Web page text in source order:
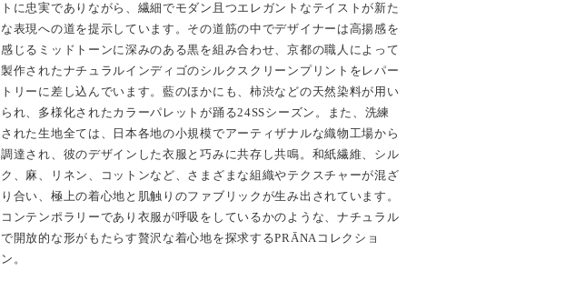
トに忠実でありながら、繊細でモダン且つエレガントなテイストが新た
な表現への道を提示しています。その道筋の中でデザイナーは高揚感を
感じるミッドトーンに深みのある黒を組み合わせ、京都の職人によって
製作されたナチュラルインディゴのシルクスクリーンプリントをレパー
トリーに差し込んでいます。藍のほかにも、柿渋などの天然染料が用い
られ、多様化されたカラーパレットが踊る24SSシーズン。また、洗練
された生地全ては、日本各地の小規模でアーティザナルな織物工場から
調達され、彼のデザインした衣服と巧みに共存し共鳴。和紙繊維、シル
ク、麻、リネン、コットンなど、さまざまな組織やテクスチャーが混ざ
り合い、極上の着心地と肌触りのファブリックが生み出されています。
コンテンポラリーであり衣服が呼吸をしているかのような、ナチュラル
で開放的な形がもたらす贅沢な着心地を探求するPRĀNAコレクショ
ン。